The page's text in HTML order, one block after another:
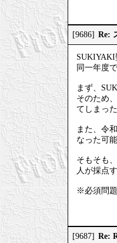
[9686] Re:
同一年度
まず、
そのため
てしまっ
また、令
なった可
そもそも
人が採点
※必須問
[9687] Re: